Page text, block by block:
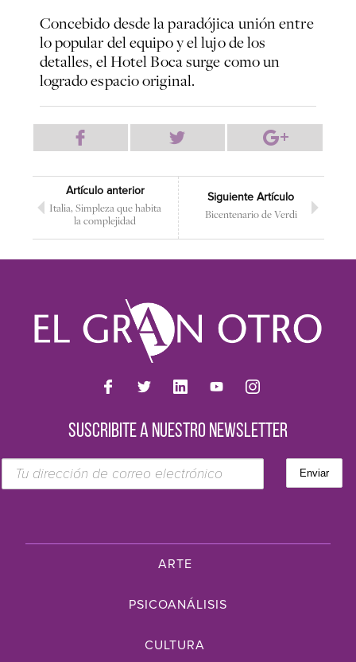
Concebido desde la paradójica unión entre
lo popular del equipo y el lujo de los
detalles, el Hotel Boca surge como un
logrado espacio original.
Artículo anterior
Italia, Simpleza que habita
la complejidad
Siguiente Artículo
Bicentenario de Verdi
SUSCRIBITE A NUESTRO NEWSLETTER
ARTE
PSICOANÁLISIS
CULTURA